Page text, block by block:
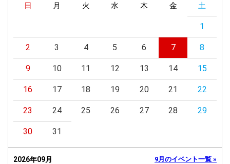
日 月 火 水 木 金 土
1
2 3 4 5 6 7 8
9 10 11 12 13 14 15
16 17 18 19 20 21 22
23 24 25 26 27 28 29
30 31
2026年09月 9月のイベント一覧 »